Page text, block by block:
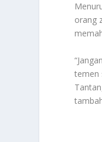
orang
temen